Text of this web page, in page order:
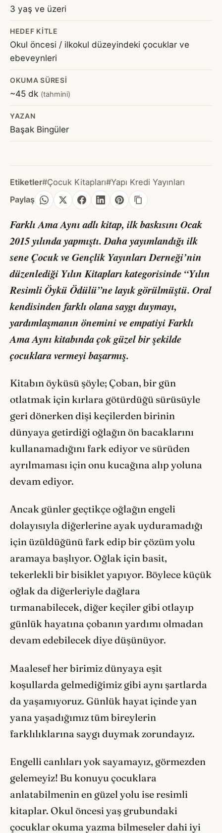
3 yaş ve üzeri
HEDEF KITLE
Okul öncesi / ilkokul düzeyindeki çocuklar ve
ebeveynleri
OKUMA SÜRESI
~45 dk (tahmini)
YAZAN
Başak Bingüler
Etiketler#Çocuk Kitapları#Yapı Kredi Yayınları
Paylaş
Farklı Ama Aynıadlı kitap, ilk baskısını Ocak
2015 yılında yapmıştı. Daha yayımlandığı ilk
sene Çocuk ve Gençlik Yayınları Derneği’nin
düzenlediği Yılın Kitapları kategorisinde “Yılın
Resimli Öykü Ödülü”ne layık görülmüştü. Oral
kendisinden farklı olana saygı duymayı,
yardımlaşmanın önemini ve empatiyiFarklı
Ama Aynıkitabında çok güzel bir şekilde
çocuklara vermeyi başarmış.
Kitabın öyküsü şöyle; Çoban, bir gün
otlatmak için kırlara götürdüğü sürüsüyle
geri dönerken dişi keçilerden birinin
dünyaya getirdiği oğlağın ön bacaklarını
kullanamadığını fark ediyor ve sürüden
ayrılmaması için onu kucağına alıp yoluna
devam ediyor.
Ancak günler geçtikçe oğlağın engeli
dolayısıyla diğerlerine ayak uyduramadığı
için üzüldüğünü fark edip bir çözüm yolu
aramaya başlıyor. Oğlak için basit,
tekerlekli bir bisiklet yapıyor. Böylece küçük
oğlak da diğerleriyle dağlara
tırmanabilecek, diğer keçiler gibi otlayıp
günlük hayatına çobanın yardımı olmadan
devam edebilecek diye düşünüyor.
Maalesef her birimiz dünyaya eşit
koşullarda gelmediğimiz gibi aynı şartlarda
da yaşamıyoruz. Günlük hayat içinde yan
yana yaşadığımız tüm bireylerin
farklılıklarına saygı duymak zorundayız.
Engelli canlıları yok sayamayız, görmezden
gelemeyiz! Bu konuyu çocuklara
anlatabilmenin en güzel yolu ise resimli
kitaplar. Okul öncesi yaş grubundaki
çocuklar okuma yazma bilmeseler dahi iyi